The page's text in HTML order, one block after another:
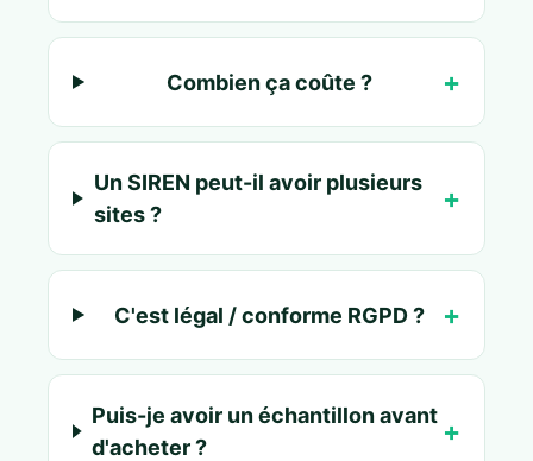
Combien ça coûte ?
Un SIREN peut-il avoir plusieurs
sites ?
C'est légal / conforme RGPD ?
Puis-je avoir un échantillon avant
d'acheter ?